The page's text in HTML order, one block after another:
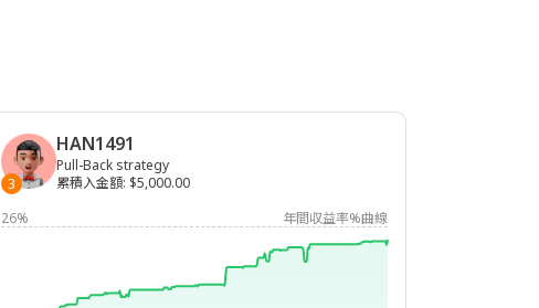
3
HAN1491
Pull-Back strategy
累積入金額: $5,000.00
26%
年間収益率%曲線